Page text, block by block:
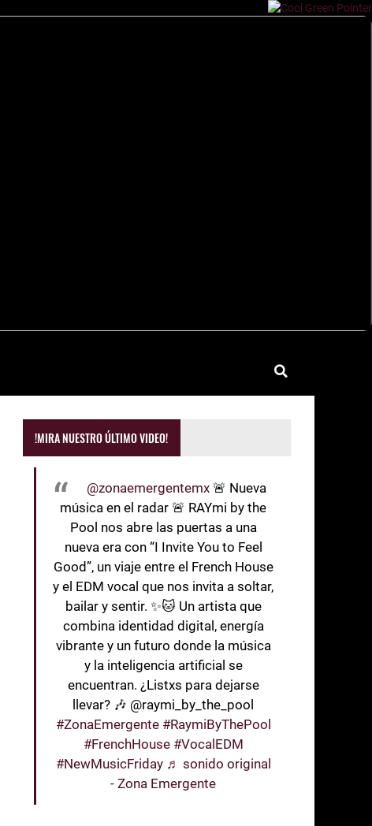
!MIRA NUESTRO ÚLTIMO VIDEO!
@zonaemergentemx 🚨 Nueva
música en el radar 🚨 RAYmi by the
Pool nos abre las puertas a una
nueva era con “I Invite You to Feel
Good”, un viaje entre el French House
y el EDM vocal que nos invita a soltar,
bailar y sentir. ✨🐱 Un artista que
combina identidad digital, energía
vibrante y un futuro donde la música
y la inteligencia artificial se
encuentran. ¿Listxs para dejarse
llevar? 🎶 @raymi_by_the_pool
#ZonaEmergente #RaymiByThePool
#FrenchHouse #VocalEDM
#NewMusicFriday ♬ sonido original
- Zona Emergente